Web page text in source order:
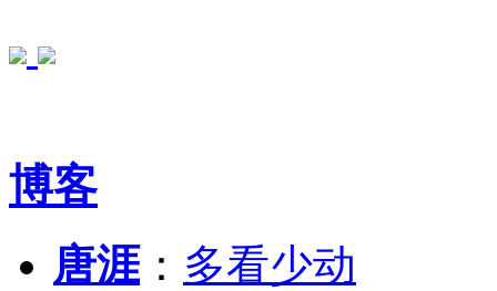
博客
唐涯： 多看少动